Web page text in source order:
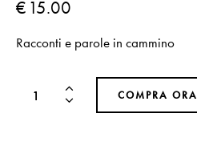
€ 15.00
Racconti e parole in cammino
COMPRA ORA